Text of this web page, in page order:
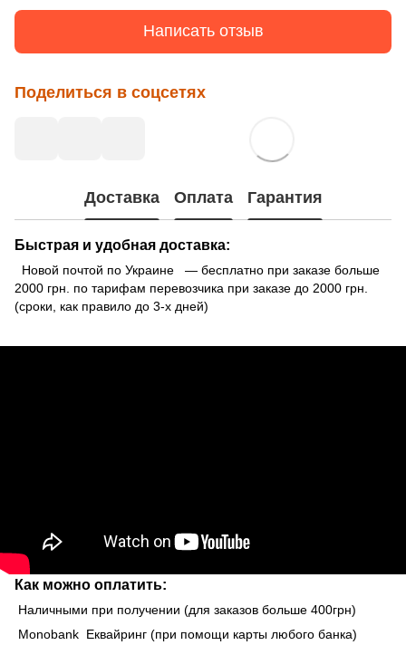
Написать отзыв
Поделиться в соцсетях
Доставка Оплата Гарантия
Быстрая и удобная доставка:
Новой почтой по Украине — бесплатно при заказе больше
2000 грн. по тарифам перевозчика при заказе до 2000 грн.
(сроки, как правило до 3-х дней)
Как можно оплатить:
Наличными при получении (для заказов больше 400грн)
Monobank Еквайринг (при помощи карты любого банка)